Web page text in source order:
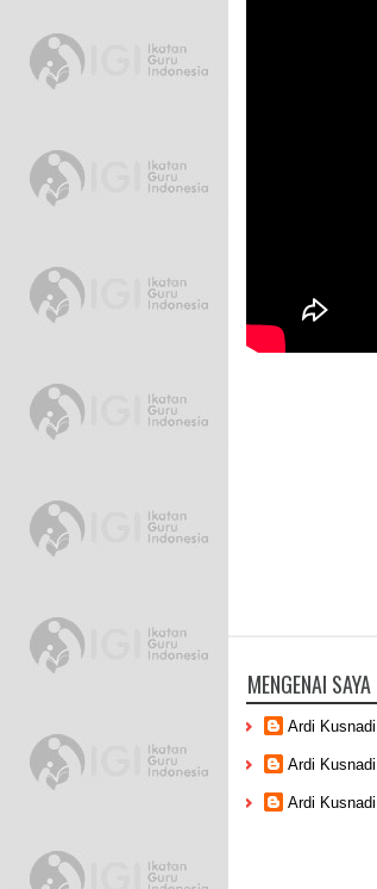
MENGENAI SAYA
Ardi Kusnadi
Ardi Kusnadi
Ardi Kusnadi